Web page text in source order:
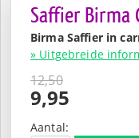
Saffier Birma
Birma Saffier in
» Uitgebreide
12,50
prijs
was:
9,95
Huidige
prijs
Aantal: